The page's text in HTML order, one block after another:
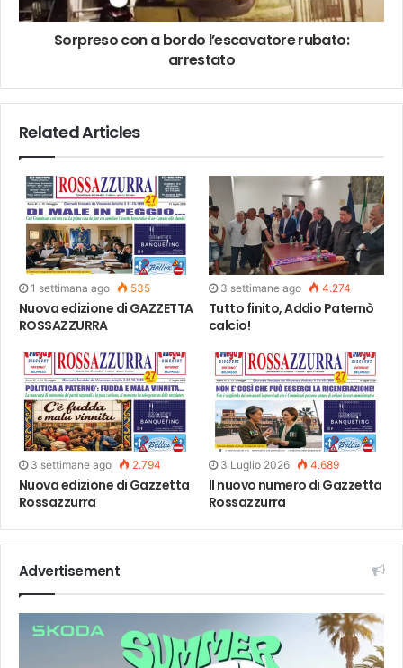
Sorpreso con a bordo l’escavatore rubato:
arrestato
Related Articles
1 settimana ago 535
Nuova edizione di GAZZETTA
ROSSAZZURRA
3 settimane ago 4.274
Tutto finito, Addio Paternò
calcio!
3 settimane ago 2.794
Nuova edizione di Gazzetta
Rossazzurra
3 Luglio 2026 4.689
Il nuovo numero di Gazzetta
Rossazzurra
Advertisement